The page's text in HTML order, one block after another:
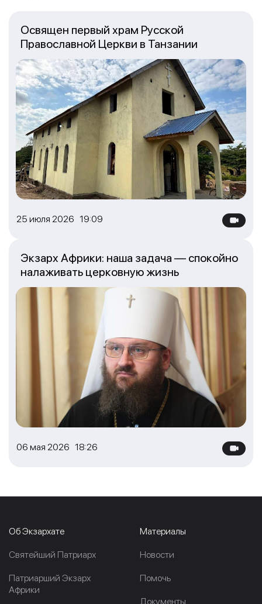
25 июля 2026 19:09
Освящен первый храм Русской
Православной Церкви в Танзании
06 мая 2026 18:26
Экзарх Африки: наша задача — спокойно
налаживать церковную жизнь
Об Экзархате
Cвятейший Патриарх
Патриарший Экзарх
Африки
Материалы
Новости
Помочь
Документы